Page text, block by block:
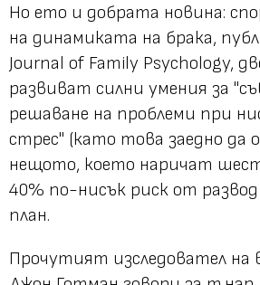
Но ето и добрата новина:
на динамиката на брака,
Journal of Family Psychology,
развиват силни умения за
решаване на проблеми при
стрес" (като това заедно да
нещото, което наричат
40% по-нисък риск от развод
план.
Прочутият изследовател на